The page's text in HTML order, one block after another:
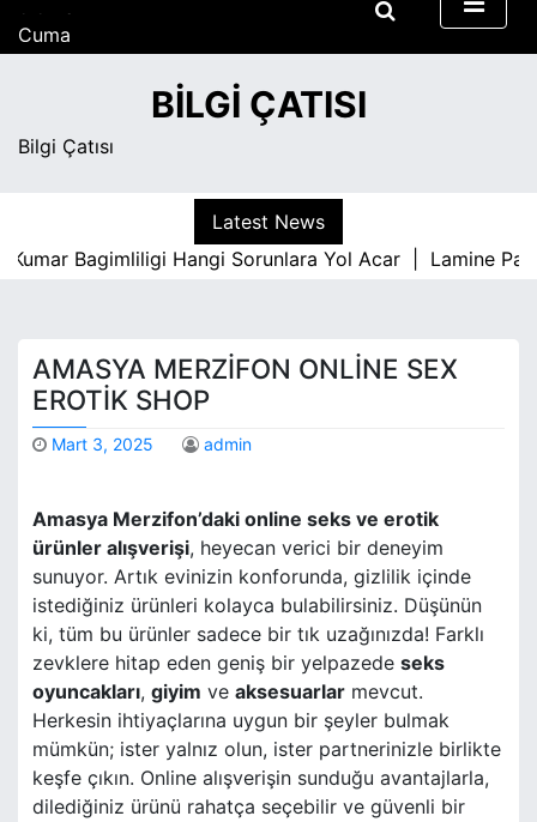
Cuma
Ağustos 7, 2026
BILGI ÇATISI
Bilgi Çatısı
Latest News
Bagimliligi Hangi Sorunlara Yol Acar |
Lamine
AMASYA MERZIFON ONLINE SEX
EROTIK SHOP
Mart 3, 2025 admin
Amasya Merzifon’daki online seks ve erotik
ürünler alışverişi, heyecan verici bir deneyim
sunuyor. Artık evinizin konforunda, gizlilik içinde
istediğiniz ürünleri kolayca bulabilirsiniz. Düşünün
ki, tüm bu ürünler sadece bir tık uzağınızda! Farklı
zevklere hitap eden geniş bir yelpazede seks
oyuncakları, giyim ve aksesuarlar mevcut.
Herkesin ihtiyaçlarına uygun bir şeyler bulmak
mümkün; ister yalnız olun, ister partnerinizle birlikte
keşfe çıkın. Online alışverişin sunduğu avantajlarla,
dilediğiniz ürünü rahatça seçebilir ve güvenli bir